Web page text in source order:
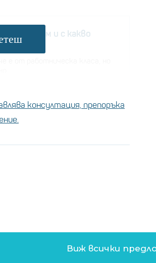
Бекъм и с какво
политиките си за
в събиране на лични
консултация, препоръка
Виж всички